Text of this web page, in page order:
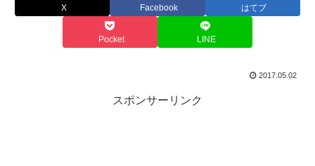
X Facebook はてブ
Pocket LINE
2017.05.02
スポンサーリンク